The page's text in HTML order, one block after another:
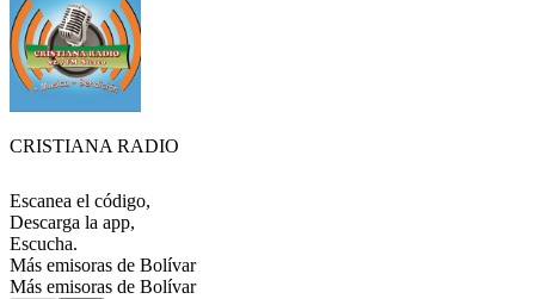
CRISTIANA RADIO
Escanea el código,
Descarga la app,
Escucha.
Más emisoras de Bolívar
Más emisoras de Bolívar